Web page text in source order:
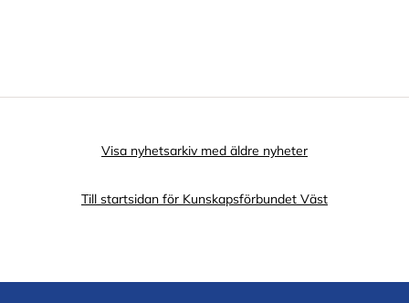
Visa nyhetsarkiv med äldre nyheter
Till startsidan för Kunskapsförbundet Väst